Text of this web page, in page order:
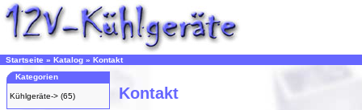
Startseite » Katalog » Kontakt
Kategorien
Kühlgeräte-> (65) Kontakt